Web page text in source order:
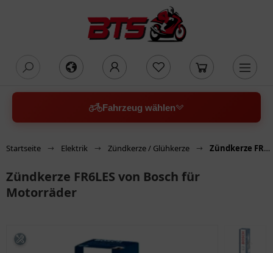
Fahrzeug wählen
Startseite Elektrik Zündkerze / Glühkerze Zündkerze FR6LES von Bosch für Motorräder
Zündkerze FR6LES von Bosch für
Motorräder